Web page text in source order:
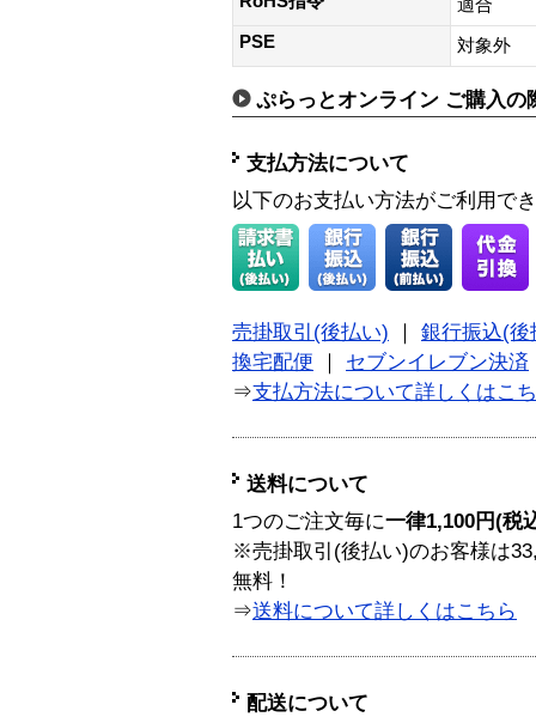
適合
PSE
対象外
ぷらっとオンライン ご購入の
支払方法について
以下のお支払い方法がご利用で
売掛取引(後払い)
銀行振込(後
換宅配便
セブンイレブン決済
⇒支払方法について詳しくはこ
送料について
1つのご注文毎に一律1,100円(税
※売掛取引(後払い)のお客様は
無料！
⇒送料について詳しくはこちら
配送について